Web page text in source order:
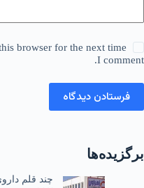
browser for the next time
I comment.
فرستادن دیدگاه
برگزیده‌ها